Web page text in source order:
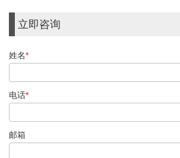
立即咨询
姓名*
电话*
邮箱